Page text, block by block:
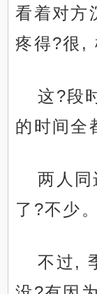
看着对方
疼得?很,
这?段
的时间全
两人
了?不少。
不过,